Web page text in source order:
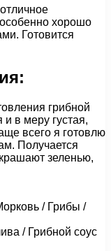
хорошо
Готовится
грибной
в меру густая,
всего я готовлю
Получается
зеленью,
/ Грибы /
/ Грибной соус